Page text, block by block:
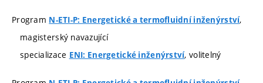
Program N-ETI-P: Energetické a termofluidní inženýrství,
magisterský navazující
specializace ENI: Energetické inženýrství, volitelný